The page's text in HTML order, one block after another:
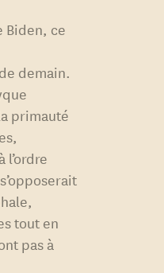
Biden, ce
demain.
primauté
tout en
pas à